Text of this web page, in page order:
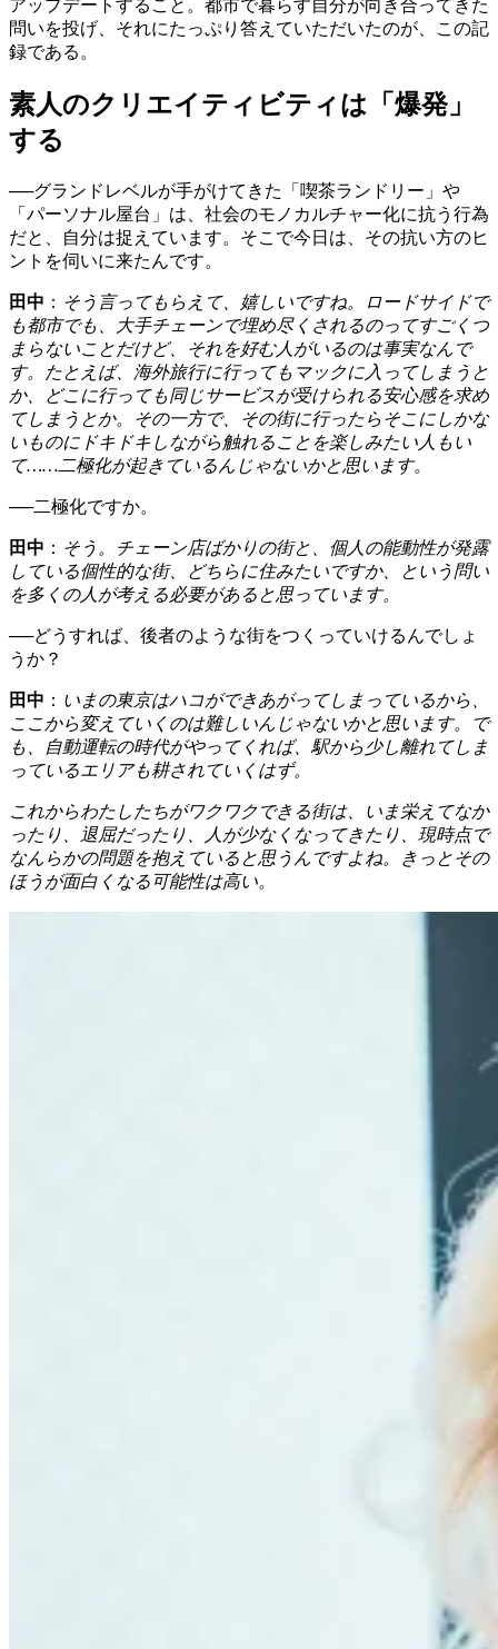
アップデートすること。都市で暮らす自分が向き合ってきた
問いを投げ、それにたっぷり答えていただいたのが、この記
録である。
素人のクリエイティビティは「爆発」
する
──グランドレベルが手がけてきた「喫茶ランドリー」や
「パーソナル屋台」は、社会のモノカルチャー化に抗う行為
だと、自分は捉えています。そこで今日は、その抗い方のヒ
ントを伺いに来たんです。
田中 ： そう言ってもらえて、嬉しいですね。ロードサイドで
も都市でも、大手チェーンで埋め尽くされるのってすごくつ
まらないことだけど、それを好む人がいるのは事実なんで
す。たとえば、海外旅行に行ってもマックに入ってしまうと
か、どこに行っても同じサービスが受けられる安心感を求め
てしまうとか。その一方で、その街に行ったらそこにしかな
いものにドキドキしながら触れることを楽しみたい人もい
て……二極化が起きているんじゃないかと思います。
──二極化ですか。
田中 ： そう。チェーン店ばかりの街と、個人の能動性が発露
している個性的な街、どちらに住みたいですか、という問い
を多くの人が考える必要があると思っています。
──どうすれば、後者のような街をつくっていけるんでしょ
うか？
田中 ： いまの東京はハコができあがってしまっているから、
ここから変えていくのは難しいんじゃないかと思います。で
も、自動運転の時代がやってくれば、駅から少し離れてしま
っているエリアも耕されていくはず。
これからわたしたちがワクワクできる街は、いま栄えてなか
ったり、退屈だったり、人が少なくなってきたり、現時点で
なんらかの問題を抱えていると思うんですよね。きっとその
ほうが面白くなる可能性は高い。